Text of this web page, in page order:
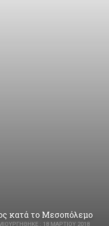
κατά το Μεσοπόλεμο
: 18 ΜΑΡΤΊΟΥ 2018